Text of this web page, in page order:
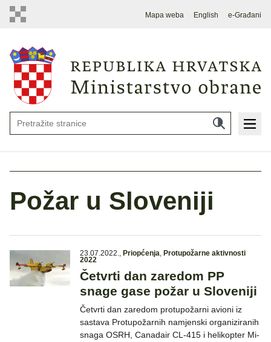
Mapa weba English e-Građani
Požar u Sloveniji
23.07.2022., Priopćenja, Protupožarne aktivnosti
2022
Četvrti dan zaredom PP
snage gase požar u Sloveniji
Četvrti dan zaredom protupožarni avioni iz
sastava Protupožarnih namjenski organiziranih
snaga OSRH, Canadair CL-415 i helikopter Mi-